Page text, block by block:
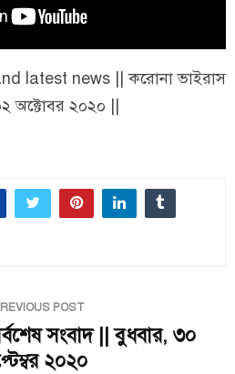
latest news || করোনা ভাইরাস
অক্টোবর ২০২০ ||
POST
সংবাদ || বুধবার, ৩০
২০২০